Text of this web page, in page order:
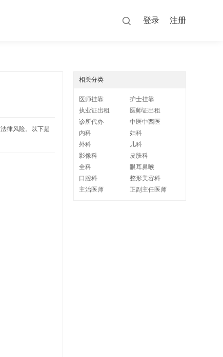
登录 注册
律风险。以下是
相关分类
医师挂靠
护士挂靠
执业证出租
医师证出租
诊所代办
中医中西医
内科
妇科
外科
儿科
影像科
皮肤科
全科
眼耳鼻喉
口腔科
整形美容科
主治医师
正副主任医师